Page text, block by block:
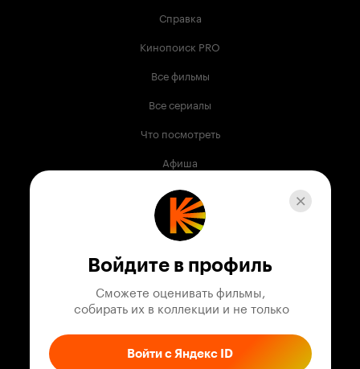
Справка
Кинопоиск PRO
Все фильмы
Все сериалы
Что посмотреть
Афиша
Музыка
Телепрограмма
Служба поддержки
Войдите в профиль
Сможете оценивать фильмы,
собирать их в коллекции и не только
Войти с Яндекс ID